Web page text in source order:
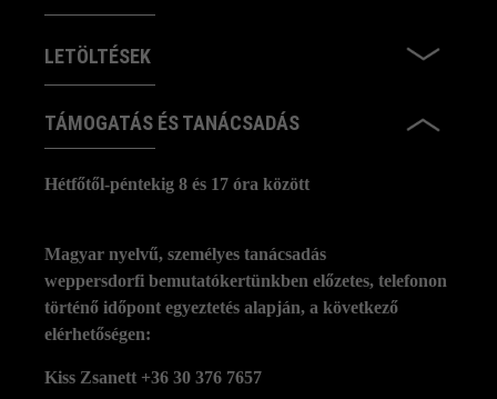
LETÖLTÉSEK
TÁMOGATÁS ÉS TANÁCSADÁS
Hétfőtől-péntekig 8 és 17 óra között
Magyar nyelvű, személyes tanácsadás
weppersdorfi bemutatókertünkben előzetes, telefonon
történő időpont egyeztetés alapján, a következő
elérhetőségen:
Kiss Zsanett +36 30 376 7657